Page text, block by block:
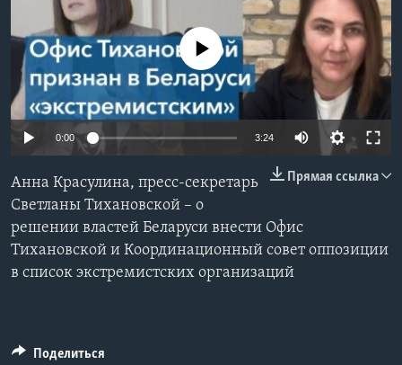
Learning English
СОЦИАЛЬНЫЕ СЕТИ
No media source currently available
0:00 3:24
Прямая ссылка
Анна Красулина, пресс-секретарь
Светланы Тихановской – о
решении властей Беларуси внести Офис
Тихановской и Координационный совет оппозиции
в список экстремистских организаций
Поделиться